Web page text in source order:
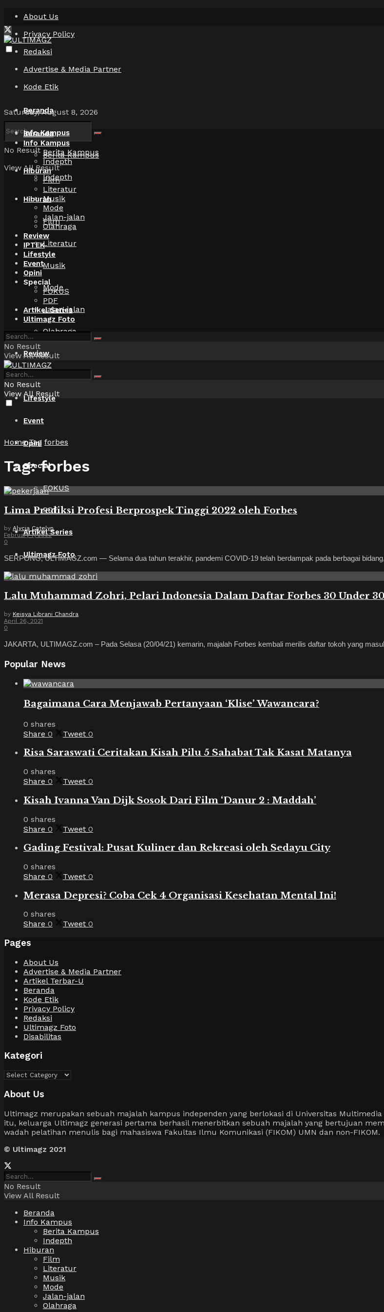
About Us
Privacy Policy
Redaksi
Advertise & Media Partner
Kode Etik
Saturday, August 8, 2026
No Result
View All Result
Beranda
Info Kampus
Berita Kampus
Indepth
Hiburan
Film
Literatur
Musik
Mode
Jalan-jalan
Olahraga
Review
IPTEK
Lifestyle
Event
Opini
Special
FOKUS
PDF
Artikel Series
Ultimagz Foto
Beranda
Info Kampus
Berita Kampus
Indepth
Hiburan
Film
Literatur
Musik
Mode
Jalan-jalan
Olahraga
Review
IPTEK
Lifestyle
Event
Opini
Special
FOKUS
PDF
Artikel Series
Ultimagz Foto
No Result
View All Result
No Result
View All Result
Home Tag forbes
Tag:forbes
Lima Prediksi Profesi Berprospek Tinggi 2022 oleh Forbes
by Alycia Catelyn
February 7, 2022
0
SERPONG, ULTIMAGZ.com — Selama dua tahun terakhir, pandemi COVID-19 telah berdampak pada berbagai
Lalu Muhammad Zohri, Pelari Indonesia Dalam Daftar Forbes 30 Under 30
by Keisya Librani Chandra
April 26, 2021
0
JAKARTA, ULTIMAGZ.com – Pada Selasa (20/04/21) kemarin, majalah Forbes kembali merilis daftar tokoh yang
Popular News
Bagaimana Cara Menjawab Pertanyaan ‘Klise’ Wawancara?
0 shares
Share 0 Tweet 0
Risa Saraswati Ceritakan Kisah Pilu 5 Sahabat Tak Kasat Matanya
0 shares
Share 0 Tweet 0
Kisah Ivanna Van Dijk Sosok Dari Film ‘Danur 2 : Maddah’
0 shares
Share 0 Tweet 0
Gading Festival: Pusat Kuliner dan Rekreasi oleh Sedayu City
0 shares
Share 0 Tweet 0
Merasa Depresi? Coba Cek 4 Organisasi Kesehatan Mental Ini!
0 shares
Share 0 Tweet 0
Pages
About Us
Advertise & Media Partner
Artikel Terbar-U
Beranda
Kode Etik
Privacy Policy
Redaksi
Ultimagz Foto
Disabilitas
Kategori
Kategori
About Us
Ultimagz merupakan sebuah majalah kampus independen yang berlokasi di Universitas
itu, keluarga Ultimagz generasi pertama berhasil menerbitkan sebuah majalah yang bertujuan
wadah pelatihan menulis bagi mahasiswa Fakultas Ilmu Komunikasi (FIKOM) UMN dan non-FIKOM.
© Ultimagz 2021
No Result
View All Result
Beranda
Info Kampus
Berita Kampus
Indepth
Hiburan
Film
Literatur
Musik
Mode
Jalan-jalan
Olahraga